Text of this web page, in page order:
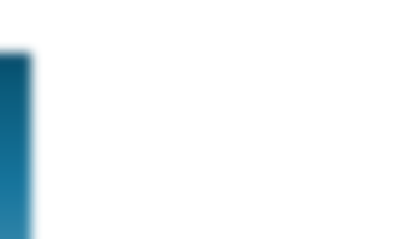
SORTIMENT.